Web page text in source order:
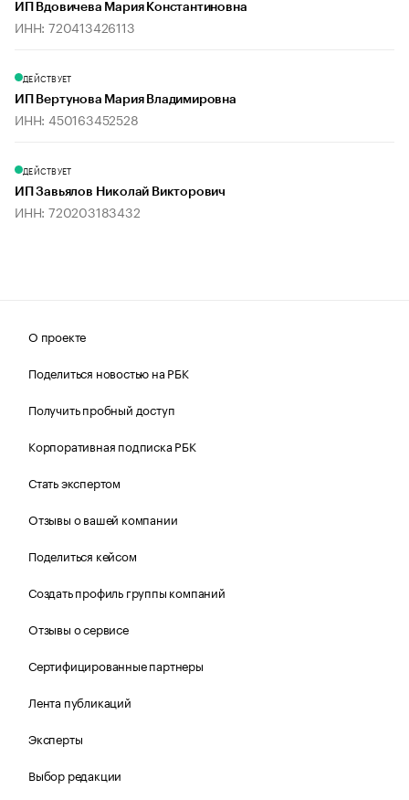
ИП Вдовичева Мария Константиновна
ИНН: 720413426113
ДЕЙСТВУЕТ
ИП Вертунова Мария Владимировна
ИНН: 450163452528
ДЕЙСТВУЕТ
ИП Завьялов Николай Викторович
ИНН: 720203183432
О проекте
Поделиться новостью на РБК
Получить пробный доступ
Корпоративная подписка РБК
Стать экспертом
Отзывы о вашей компании
Поделиться кейсом
Создать профиль группы компаний
Отзывы о сервисе
Сертифицированные партнеры
Лента публикаций
Эксперты
Выбор редакции